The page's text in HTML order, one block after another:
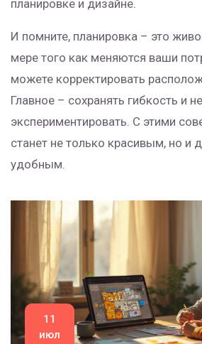
планировке и дизайне.
И помните, планировка – это
мере того как меняются ваши
можете корректировать
Главное – сохранять гибкость и
экспериментировать. С этими
станет не только красивым, но и
удобным.
11
июл